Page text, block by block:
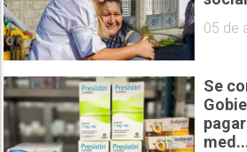
05 de
Se